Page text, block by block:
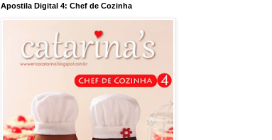
Apostila Digital 4: Chef de Cozinha